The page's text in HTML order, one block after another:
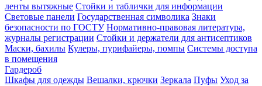
ленты вытяжные Стойки и таблички для информации
Световые панели Государственная символика Знаки
безопасности по ГОСТУ Нормативно-правовая литература,
журналы регистрации Стойки и держатели для антисептиков
Маски, бахилы Кулеры, пурифайеры, помпы Системы доступа
в помещения
Гардероб
Шкафы для одежды Вешалки, крючки Зеркала Пуфы Уход за